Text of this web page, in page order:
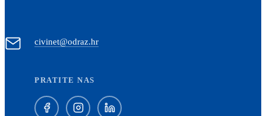
civinet@odraz.hr
PRATITE NAS